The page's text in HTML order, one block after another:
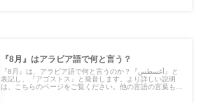
『8月』はアラビア語で何と言う？
『8月』は、アラビア語で何と言うのか？『أغسطس』と
表記し、『アゴストス』と発音します。より詳しい説明
は、こちらのページをご覧ください。他の言語の言葉も紹